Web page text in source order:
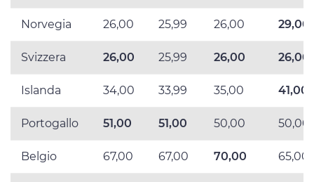
Norvegia 26,00 25,99 26,00 29,00
Svizzera 26,00 25,99 26,00 26,00
Islanda 34,00 33,99 35,00 41,00
Portogallo 51,00 51,00 50,00 50,00
Belgio 67,00 67,00 70,00 65,00